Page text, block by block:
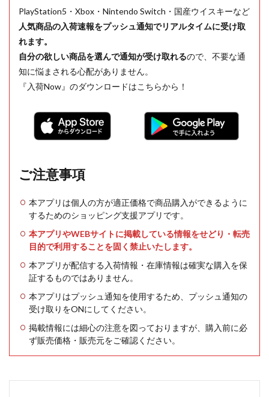
PlayStation5・Xbox・Nintendo Switch・国産ウイスキーなど
人気商品の入荷速報をプッシュ通知でリアルタイムに受け取
れます。
自分の欲しい商品を選んで通知が受け取れるので、不要な通
知に悩まされる心配がありません。
『入荷Now』のダウンロードはこちらから！
ご注意事項
本アプリは個人の方が適正価格で商品購入ができるように
するためのショッピング支援アプリです。
本アプリやWEBサイトに掲載している情報をせどり・転売
目的で利用することを固く禁止いたします。
本アプリが配信する入荷情報・在庫情報は確実な購入を保
証するものではありません。
本アプリはプッシュ通知を使用するため、プッシュ通知の
受け取りをONにしてください。
掲載情報には細心の注意を図っておりますが、購入前に必
ず販売価格・販売元をご確認ください。